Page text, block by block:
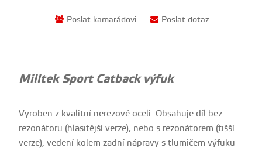
Poslat kamarádovi Poslat dotaz
Milltek Sport Catback výfuk
Vyroben z kvalitní nerezové oceli. Obsahuje díl bez
rezonátoru (hlasitější verze), nebo s rezonátorem (tišší
verze), vedení kolem zadní nápravy s tlumičem výfuku